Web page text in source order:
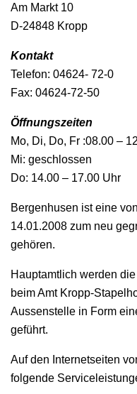
Am Markt 10
D-24848 Kropp
Kontakt
Telefon: 04624- 72-0
Fax: 04624-72-50
Öffnungszeiten
Mo, Di, Do, Fr :08.00 –
Mi: geschlossen
Do: 14.00 – 17.00 Uhr
Bergenhusen ist eine
14.01.2008 zum neu
gehören.
Hauptamtlich werden
beim Amt Kropp-
Aussenstelle in Form
geführt.
Auf den Internetseiten
folgende